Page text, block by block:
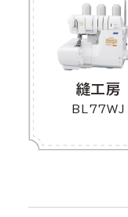
縫工房
BL77WJ